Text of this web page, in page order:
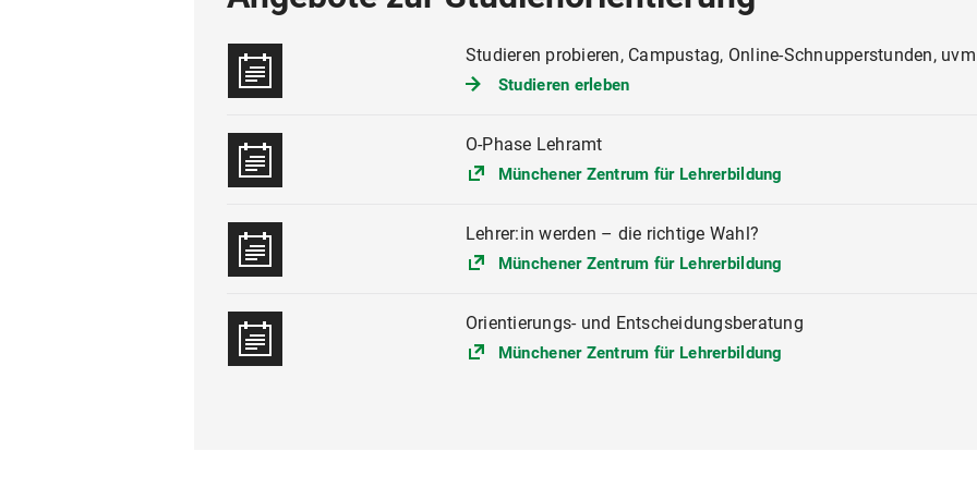
Studieren probieren, Campustag, Online-Schnupperstunden,
Studieren erleben
O-Phase Lehramt
Münchener Zentrum für Lehrerbildung
Lehrer:in werden – die richtige Wahl?
Münchener Zentrum für Lehrerbildung
Orientierungs- und Entscheidungsberatung
Münchener Zentrum für Lehrerbildung